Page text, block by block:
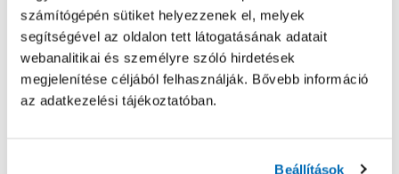
számítógépén sütiket helyezzenek el, melyek
segítségével az oldalon tett látogatásának adatait
webanalitikai és személyre szóló hirdetések
megjelenítése céljából felhasználják. Bővebb információ
az adatkezelési tájékoztatóban.
Beállítások